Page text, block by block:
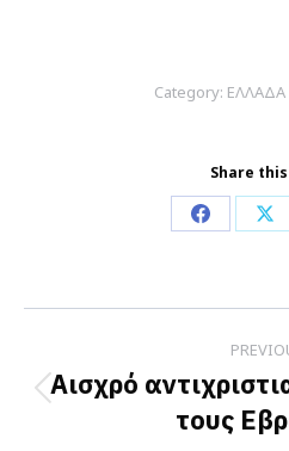
Category: ΕΛΛΑΔΑ
Share
Share
navigation
Αισχρό
τους